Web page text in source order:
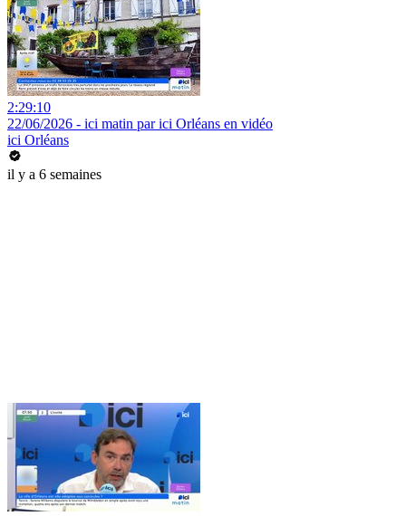
2:29:10
22/06/2026 - ici matin par ici Orléans en vidéo
ici Orléans
il y a 6 semaines